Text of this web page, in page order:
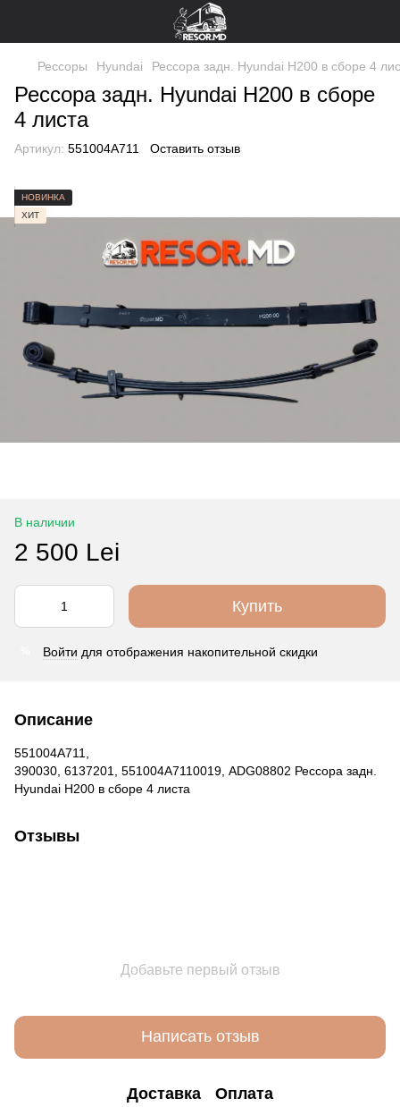
Рессоры Hyundai Рессора задн. Hyundai H200 в сборе 4
Рессора задн. Hyundai H200 в сборе
4 листа
Артикул: 551004A711 Оставить отзыв
НОВИНКА
ХИТ
В наличии
2 500 Lei
Купить
Войти для отображения накопительной скидки
Описание
551004A711,
390030, 6137201, 551004A7110019, ADG08802 Рессора задн.
Hyundai H200 в сборе 4 листа
Отзывы
Добавьте первый отзыв
Написать отзыв
Доставка Оплата